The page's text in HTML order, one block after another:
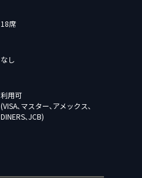
18席
なし
利用可
(VISA､マスター､アメックス､
DINERS､JCB)